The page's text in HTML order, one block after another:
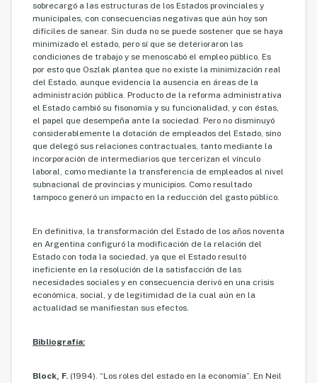
sobrecargó a las estructuras de los Estados provinciales y
municipales, con consecuencias negativas que aún hoy son
difíciles de sanear. Sin duda no se puede sostener que se haya
minimizado el estado, pero sí que se deterioraron las
condiciones de trabajo y se menoscabó el empleo público. Es
por esto que Oszlak plantea que no existe la minimización real
del Estado, aunque evidencia la ausencia en áreas de la
administración pública. Producto de la reforma administrativa
el Estado cambió su fisonomía y su funcionalidad, y con éstas,
el papel que desempeña ante la sociedad. Pero no disminuyó
considerablemente la dotación de empleados del Estado, sino
que delegó sus relaciones contractuales, tanto mediante la
incorporación de intermediarios que tercerizan el vínculo
laboral, como mediante la transferencia de empleados al nivel
subnacional de provincias y municipios. Como resultado
tampoco generó un impacto en la reducción del gasto público.
En definitiva, la transformación del Estado de los años noventa
en Argentina configuró la modificación de la relación del
Estado con toda la sociedad, ya que el Estado resultó
ineficiente en la resolución de la satisfacción de las
necesidades sociales y en consecuencia derivó en una crisis
económica, social, y de legitimidad de la cual aún en la
actualidad se manifiestan sus efectos.
Bibliografía:
Block, F. (1994). “Los roles del estado en la economía”. En Neil